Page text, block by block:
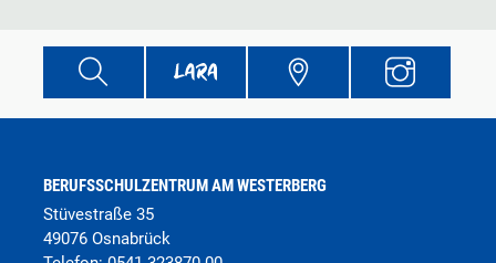
BERUFSSCHULZENTRUM AM WESTERBERG
Stüvestraße 35
49076 Osnabrück